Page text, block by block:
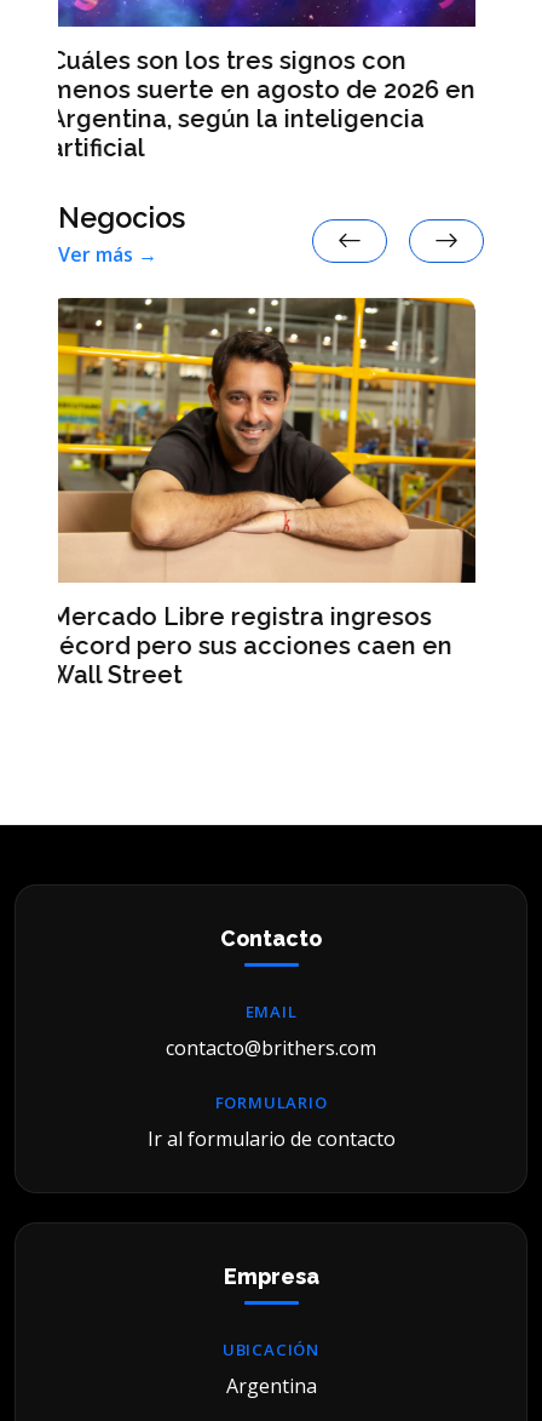
con
de 2026 en
Leapmotor B10, el vehículo
pasajeros 100 % eléctrico más
vendido en España en julio
Negocios
Ver más →
caen en
L’Oréal lanza NYX Professional
Makeup en la Argentina tras
una década sin nuevas marcas
Contacto
EMAIL
contacto@brithers.com
FORMULARIO
Ir al formulario de contacto
Empresa
UBICACIÓN
Argentina